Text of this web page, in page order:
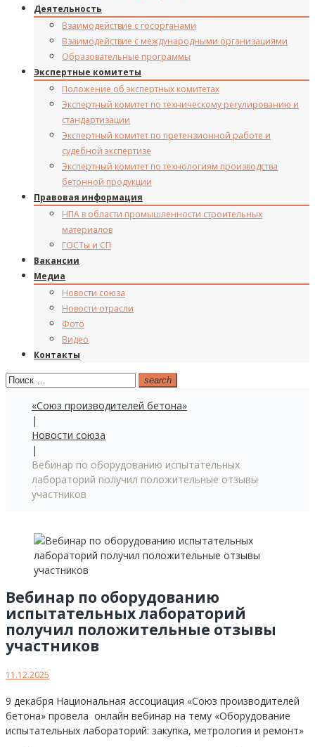
Деятельность
Взаимодействие с госорганами
Взаимодействие с международными организациями
Образовательные программы
Экспертные комитеты
Положение об экспертных комитетах
Экспертный комитет по техническому регулированию и
стандартизации
Экспертный комитет по претензионной работе и
судебной экспертизе
Экспертный комитет по технологиям производства
бетонной продукции
Правовая информация
НПА в области промышленности строительных
материалов
ГОСТы и СП
Вакансии
Медиа
Новости союза
Новости отрасли
Фото
Видео
Контакты
Поиск: search
«Союз производителей бетона»
|
Новости союза
|
Вебинар по оборудованию испытательных
лабораторий получил положительные отзывы
участников
Вебинар по оборудованию
испытательных лабораторий
получил положительные отзывы
участников
11.12.2025
9 декабря Национальная ассоциация «Союз производителей
бетона» провела онлайн вебинар на тему «Оборудование
испытательных лабораторий: закупка, метрология и ремонт»